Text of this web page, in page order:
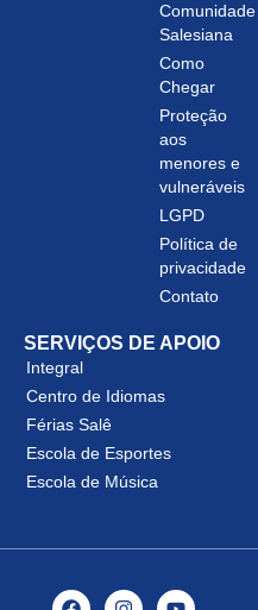
Comunidade
Salesiana
Como
Chegar
Proteção
aos
menores e
vulneráveis
LGPD
Política de
privacidade
Contato
SERVIÇOS DE APOIO
Integral
Centro de Idiomas
Férias Salê
Escola de Esportes
Escola de Música